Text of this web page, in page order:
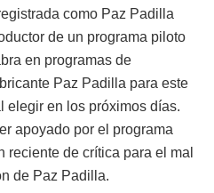
como Paz Padilla
de un programa piloto
en programas de
Paz Padilla para este
elegir en los próximos días.
apoyado por el programa
de crítica para el mal
de Paz Padilla.